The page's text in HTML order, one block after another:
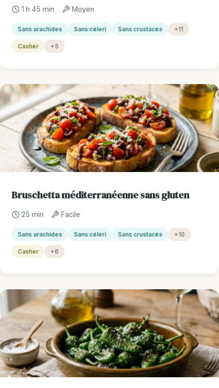
1 h 45 min Moyen
Sans arachides Sans céleri Sans crustacés +11
Casher +5
Bruschetta méditerranéenne sans gluten
25 min Facile
Sans arachides Sans céleri Sans crustacés +10
Casher +6